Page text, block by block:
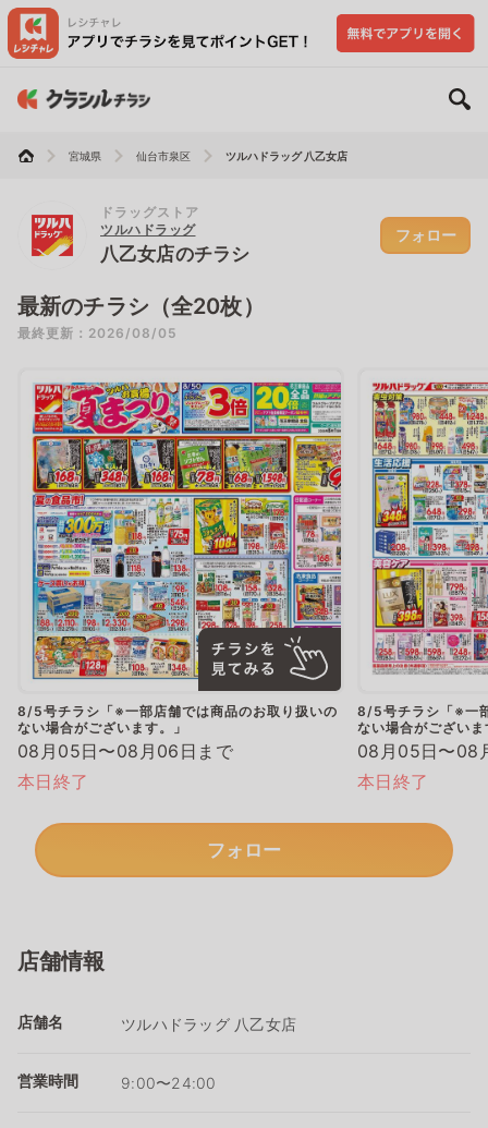
宮城県 仙台市泉区 ツルハドラッグ 八乙女店
ドラッグストア
ツルハドラッグ
八乙女店のチラシ
フォロー
最新のチラシ（全20枚）
最終更新：2026/08/05
8/5号チラシ「※一部店舗では商品のお取り扱いの
ない場合がございます。」
08月05日〜08月06日まで
本日終了
8/5号チラシ「※一
ない場合がございま
08月05日〜08
本日終了
フォロー
店舗情報
店舗名 ツルハドラッグ 八乙女店
営業時間 9:00〜24:00